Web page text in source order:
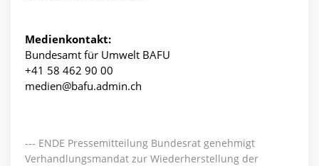
Medienkontakt:
Bundesamt für Umwelt BAFU
+41 58 462 90 00
medien@bafu.admin.ch
--- ENDE Pressemitteilung Bundesrat genehmigt
Verhandlungsmandat zur Wiederherstellung der